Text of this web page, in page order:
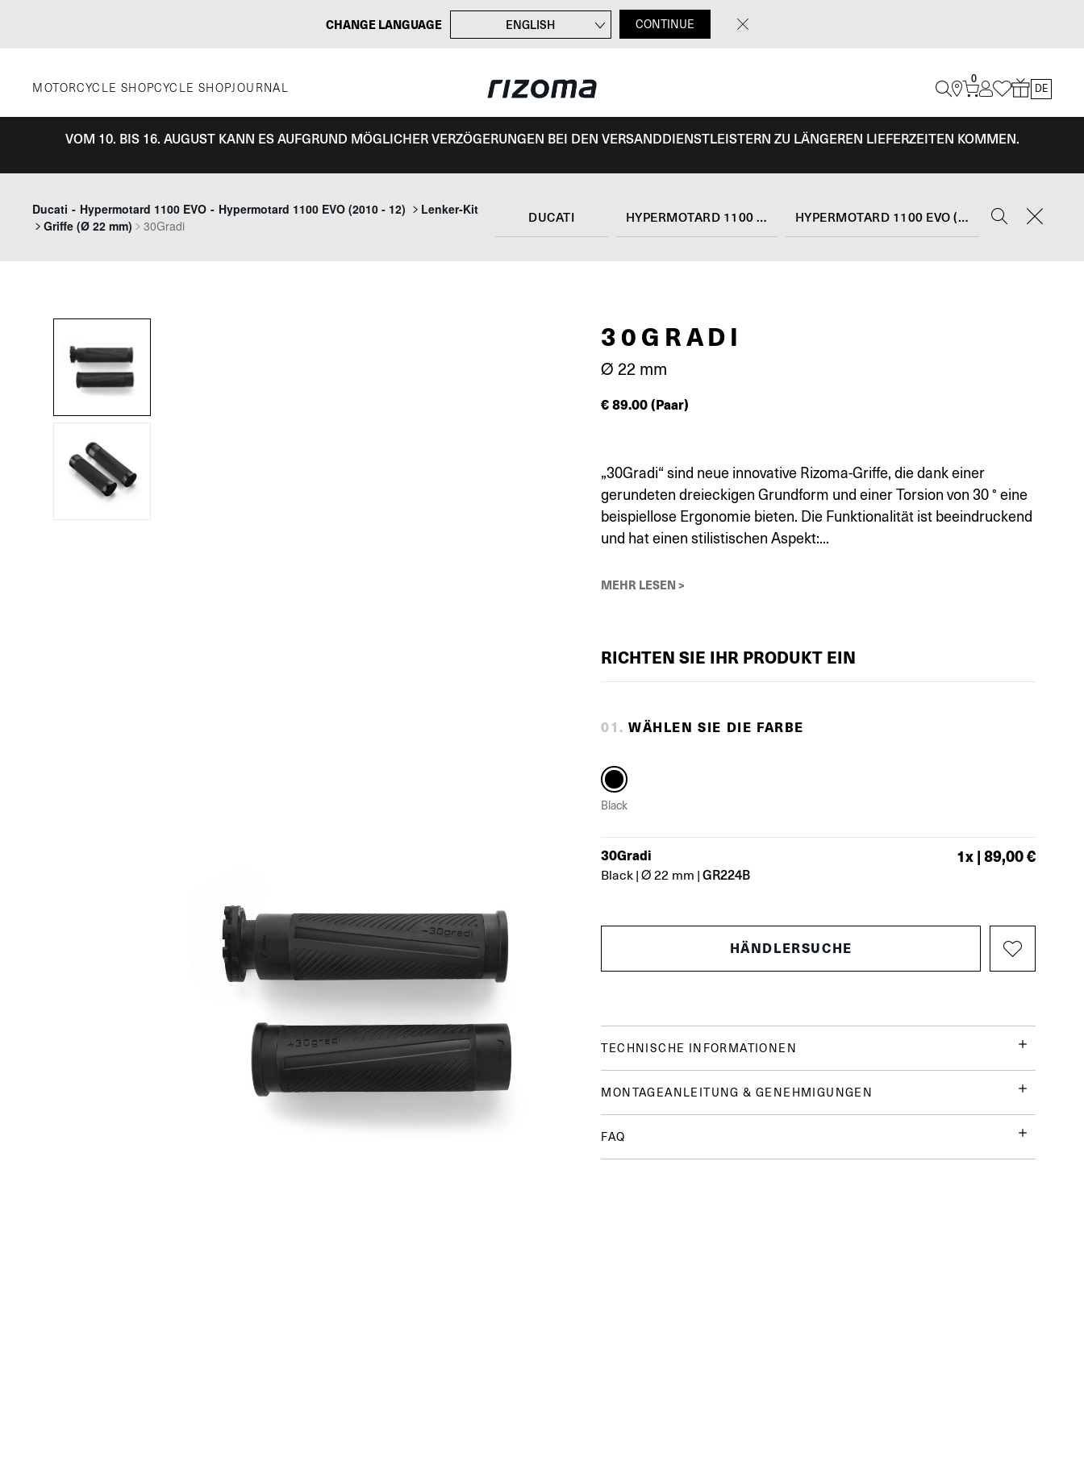
CHANGE LANGUAGE
ENGLISH
ITALIANO
CONTINUE
MOTORCYCLE SHOPCYCLE SHOPJOURNAL
0
DE
VOM 10. BIS 16. AUGUST KANN ES AUFGRUND MÖGLICHER VERZÖGERUNGEN BEI DEN VERSANDDIENSTLEISTERN ZU LÄNGEREN LIEFERZEITEN KOMMEN.
Ducati - Hypermotard 1100 EVO - Hypermotard 1100 EVO (2010 - 12)
Lenker-Kit
Griffe (Ø 22 mm)
30Gradi
DUCATI HYPERMOTARD 1100 EVO HYPERMOTARD 1100 EVO (2010 - 12)
30GRADI
Ø 22 mm
€89.00(Paar)
„30Gradi“ sind neue innovative Rizoma-Griffe, die dank einer
gerundeten dreieckigen Grundform und einer Torsion von 30 ° eine
beispiellose Ergonomie bieten. Die Funktionalität ist beeindruckend
und hat einen stilistischen Aspekt:...
MEHR LESEN >
RICHTEN SIE IHR PRODUKT EIN
01 . WÄHLEN SIE DIE FARBE
Black
30Gradi
Black | Ø 22 mm | GR224B
1x |89,00 €
HÄNDLERSUCHE
TECHNISCHE INFORMATIONEN
MONTAGEANLEITUNG & GENEHMIGUNGEN
FAQ